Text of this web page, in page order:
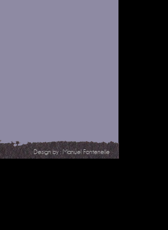
Design by :Manuel Fontenelle